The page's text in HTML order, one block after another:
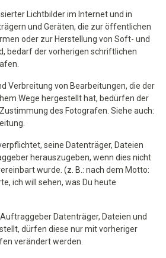
Lichtbilder im Internet und in
und Geräten, die zur öffentlichen
oder zur Herstellung von Soft- und
bedarf der vorherigen schriftlichen
Verbreitung von Bearbeitungen, die der
Wege hergestellt hat, bedürfen der
des Fotografen. Siehe auch:
seine Datenträger, Dateien
herauszugeben, wenn dies nicht
wurde. (z. B.: nach dem Motto:
ich will sehen, was Du heute
Datenträger, Dateien und
dürfen diese nur mit vorheriger
verändert werden.